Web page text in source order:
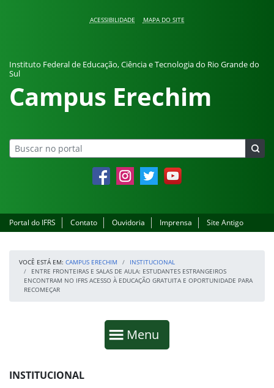
ACESSIBILIDADE MAPA DO SITE
Instituto Federal de Educação, Ciência e Tecnologia do Rio Grande do
Sul
Campus Erechim
FacebookInstagramTwitter YouTube
Portal do IFRS Contato Ouvidoria Imprensa Site Antigo
VOCÊ ESTÁ EM: CAMPUS ERECHIM
INSTITUCIONAL
ENTRE FRONTEIRAS E SALAS DE AULA: ESTUDANTES ESTRANGEIROS
ENCONTRAM NO IFRS ACESSO À EDUCAÇÃO GRATUITA E OPORTUNIDADE PARA
RECOMEÇAR
Mostrar
Menu
Fim da navegação
Início do conteúdo
INSTITUCIONAL